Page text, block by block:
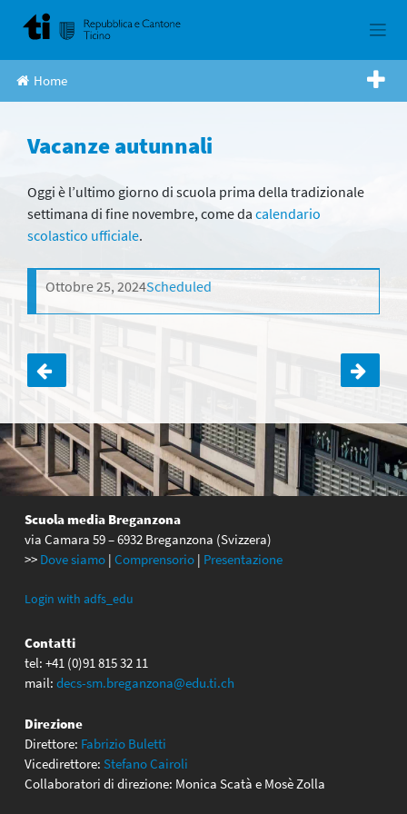
Home
Vacanze autunnali
Oggi è l’ultimo giorno di scuola prima della tradizionale
settimana di fine novembre, come da calendario
scolastico ufficiale.
Ottobre 25, 2024Scheduled
Navigazione
articoli
Scuola media Breganzona
via Camara 59 – 6932 Breganzona (Svizzera)
>> Dove siamo | Comprensorio | Presentazione
Login with adfs_edu
Contatti
tel: +41 (0)91 815 32 11
mail: decs-sm.breganzona@edu.ti.ch
Direzione
Direttore: Fabrizio Buletti
Vicedirettore: Stefano Cairoli
Collaboratori di direzione: Monica Scatà e Mosè Zolla